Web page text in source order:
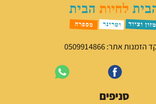
הזמנות אתר: 0509914866
סניפים